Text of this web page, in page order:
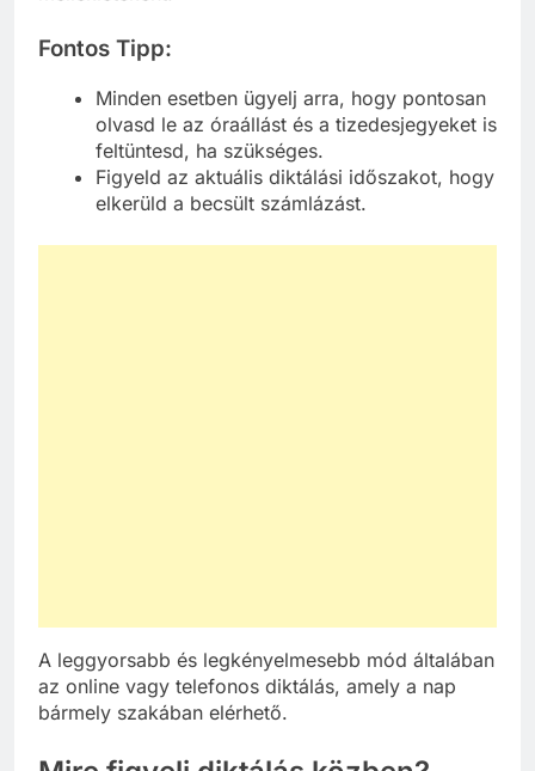
Fontos Tipp:
Minden esetben ügyelj arra, hogy pontosan
olvasd le az óraállást és a tizedesjegyeket is
feltüntesd, ha szükséges.
Figyeld az aktuális diktálási időszakot, hogy
elkerüld a becsült számlázást.
A leggyorsabb és legkényelmesebb mód általában
az online vagy telefonos diktálás, amely a nap
bármely szakában elérhető.